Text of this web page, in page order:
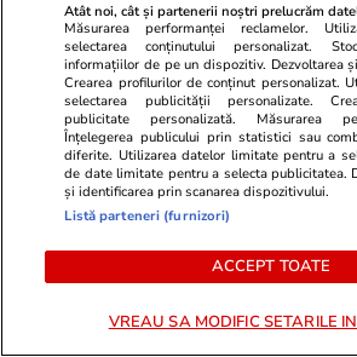
PARTENERI
Atât noi, cât și partenerii noștri prelucrăm
Măsurarea performanței reclamelor.
selectarea conținutului personalizat.
informațiilor de pe un dispozitiv. Dezvoltarea
Crearea profilurilor de conținut personalizat.
selectarea publicității personalizate.
publicitate personalizată. Măsurarea
Înțelegerea publicului prin statistici sau
diferite. Utilizarea datelor limitate pentru a
de date limitate pentru a selecta publicitatea.
și identificarea prin scanarea dispozitivului.
Listă parteneri (furnizori)
ACCEPT TOATE
VREAU SA MODIFIC SETARILE